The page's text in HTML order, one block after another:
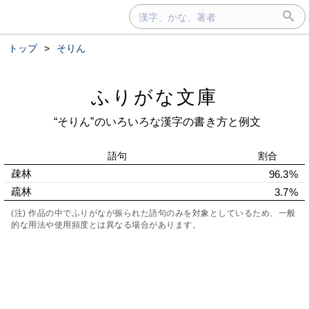
トップ > そりん
ふりがな文庫
“そりん”のいろいろな漢字の書き方と例文
語句 割合
疎林
96.3%
疏林
3.7%
(注) 作品の中でふりがなが振られた語句のみを対象としているため、一般
的な用法や使用頻度とは異なる場合があります。